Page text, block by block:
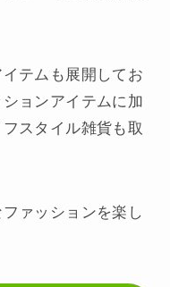
テムも展開してお
ョンアイテムに加
スタイル雑貨も取
ァッションを楽し